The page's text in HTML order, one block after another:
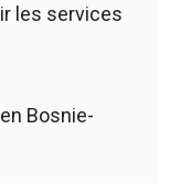
les services
Bosnie-